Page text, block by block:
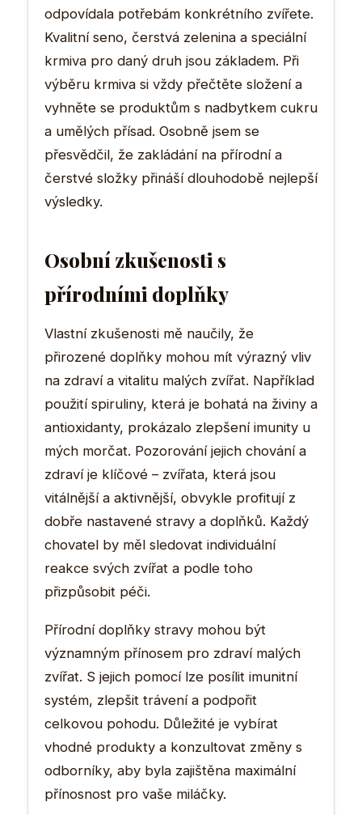
odpovídala potřebám konkrétního zvířete.
Kvalitní seno, čerstvá zelenina a speciální
krmiva pro daný druh jsou základem. Při
výběru krmiva si vždy přečtěte složení a
vyhněte se produktům s nadbytkem cukru
a umělých přísad. Osobně jsem se
přesvědčil, že zakládání na přírodní a
čerstvé složky přináší dlouhodobě nejlepší
výsledky.
Osobní zkušenosti s
přírodními doplňky
Vlastní zkušenosti mě naučily, že
přirozené doplňky mohou mít výrazný vliv
na zdraví a vitalitu malých zvířat. Například
použití spiruliny, která je bohatá na živiny a
antioxidanty, prokázalo zlepšení imunity u
mých morčat. Pozorování jejich chování a
zdraví je klíčové – zvířata, která jsou
vitálnější a aktivnější, obvykle profitují z
dobře nastavené stravy a doplňků. Každý
chovatel by měl sledovat individuální
reakce svých zvířat a podle toho
přizpůsobit péči.
Přírodní doplňky stravy mohou být
významným přínosem pro zdraví malých
zvířat. S jejich pomocí lze posílit imunitní
systém, zlepšit trávení a podpořit
celkovou pohodu. Důležité je vybírat
vhodné produkty a konzultovat změny s
odborníky, aby byla zajištěna maximální
přínosnost pro vaše miláčky.